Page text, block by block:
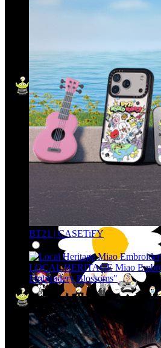
BT21 | CASETiFY
LOCAL HERITAGE Miao
Embroidery Blossoms"